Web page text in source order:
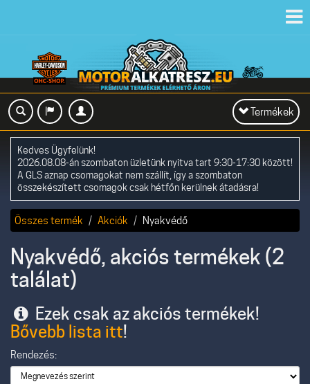
Toggle
navigation
Termékek
Kedves Ügyfelünk!
2026.08.08-án szombaton üzletünk nyitva tart 9:30-17:30 között!
A GLS aznap csomagokat nem szállít, így a szombaton
összekészített csomagok csak hétfőn kerülnek átadásra!
Összes termék Akciók Nyakvédő
Nyakvédő, akciós termékek (2
találat)
Ezek csak az akciós termékek!
Bővebb lista itt!
Rendezés: